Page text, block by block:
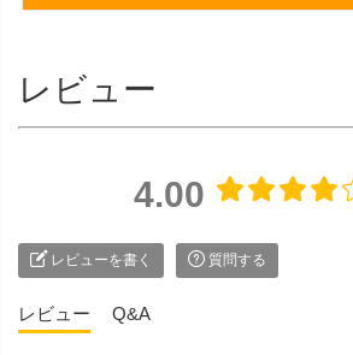
レビュー
4.00
レビューを書く 質問する
レビュー Q&A